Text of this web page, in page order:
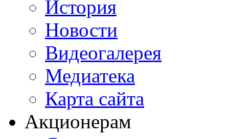
История
Новости
Видеогалерея
Медиатека
Карта сайта
Акционерам